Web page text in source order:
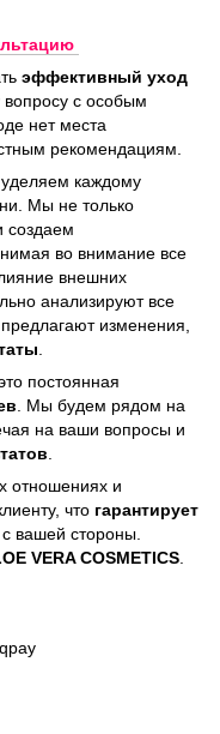
эффективный уход
вопросу с особым
нет места
рекомендациям.
каждому
Мы не только
создаем
во внимание все
внешних
анализируют все
изменения,
постоянная
. Мы будем рядом на
на ваши вопросы и
отношениях и
что гарантирует
вашей стороны.
VERA COSMETICS